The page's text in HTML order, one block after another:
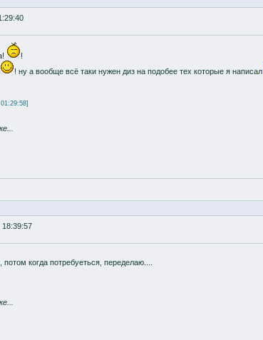
!
! ну а вообще всё таки нужен диз на подобее тех которые я написал
18:39:57
когда потребуеться, переделаю....